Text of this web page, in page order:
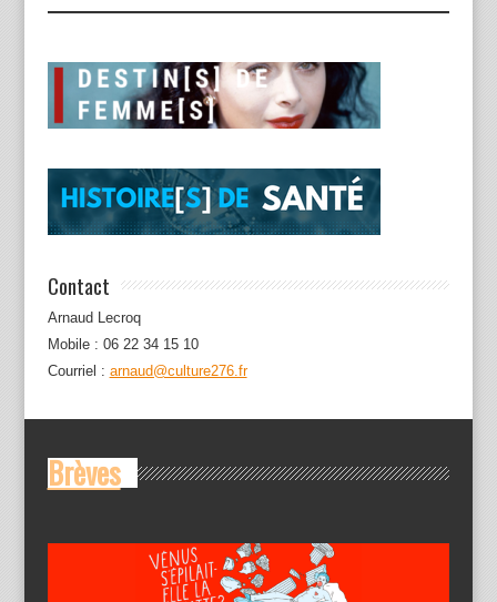
Contact
Arnaud Lecroq
Mobile : 06 22 34 15 10
Courriel : arnaud@culture276.fr
Brèves